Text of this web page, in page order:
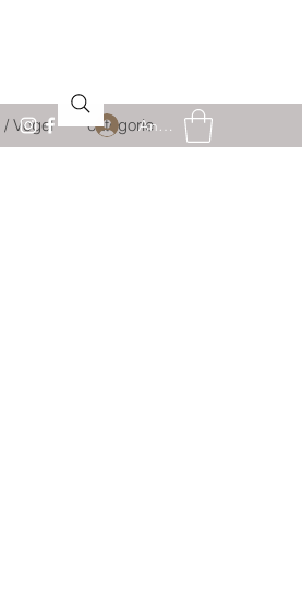
/ Vogel catégorieAnmelden